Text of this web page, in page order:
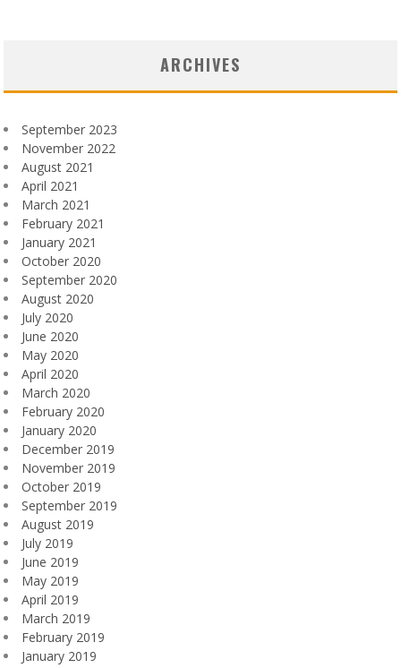
ARCHIVES
September 2023
November 2022
August 2021
April 2021
March 2021
February 2021
January 2021
October 2020
September 2020
August 2020
July 2020
June 2020
May 2020
April 2020
March 2020
February 2020
January 2020
December 2019
November 2019
October 2019
September 2019
August 2019
July 2019
June 2019
May 2019
April 2019
March 2019
February 2019
January 2019